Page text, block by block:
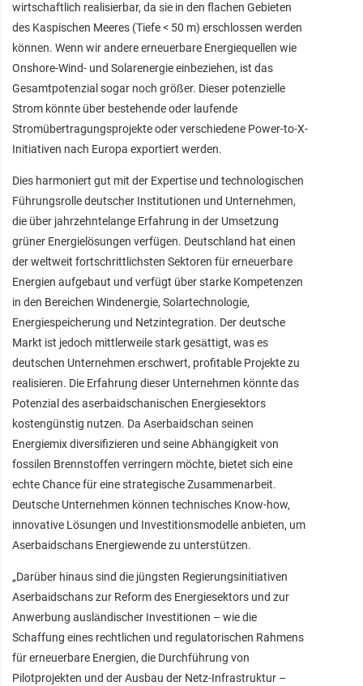
wirtschaftlich realisierbar, da sie in den flachen Gebieten
des Kaspischen Meeres (Tiefe < 50 m) erschlossen werden
können. Wenn wir andere erneuerbare Energiequellen wie
Onshore-Wind- und Solarenergie einbeziehen, ist das
Gesamtpotenzial sogar noch größer. Dieser potenzielle
Strom könnte über bestehende oder laufende
Stromübertragungsprojekte oder verschiedene Power-to-X-
Initiativen nach Europa exportiert werden.
Dies harmoniert gut mit der Expertise und technologischen
Führungsrolle deutscher Institutionen und Unternehmen,
die über jahrzehntelange Erfahrung in der Umsetzung
grüner Energielösungen verfügen. Deutschland hat einen
der weltweit fortschrittlichsten Sektoren für erneuerbare
Energien aufgebaut und verfügt über starke Kompetenzen
in den Bereichen Windenergie, Solartechnologie,
Energiespeicherung und Netzintegration. Der deutsche
Markt ist jedoch mittlerweile stark gesättigt, was es
deutschen Unternehmen erschwert, profitable Projekte zu
realisieren. Die Erfahrung dieser Unternehmen könnte das
Potenzial des aserbaidschanischen Energiesektors
kostengünstig nutzen. Da Aserbaidschan seinen
Energiemix diversifizieren und seine Abhängigkeit von
fossilen Brennstoffen verringern möchte, bietet sich eine
echte Chance für eine strategische Zusammenarbeit.
Deutsche Unternehmen können technisches Know-how,
innovative Lösungen und Investitionsmodelle anbieten, um
Aserbaidschans Energiewende zu unterstützen.
„Darüber hinaus sind die jüngsten Regierungsinitiativen
Aserbaidschans zur Reform des Energiesektors und zur
Anwerbung ausländischer Investitionen – wie die
Schaffung eines rechtlichen und regulatorischen Rahmens
für erneuerbare Energien, die Durchführung von
Pilotprojekten und der Ausbau der Netz-Infrastruktur –